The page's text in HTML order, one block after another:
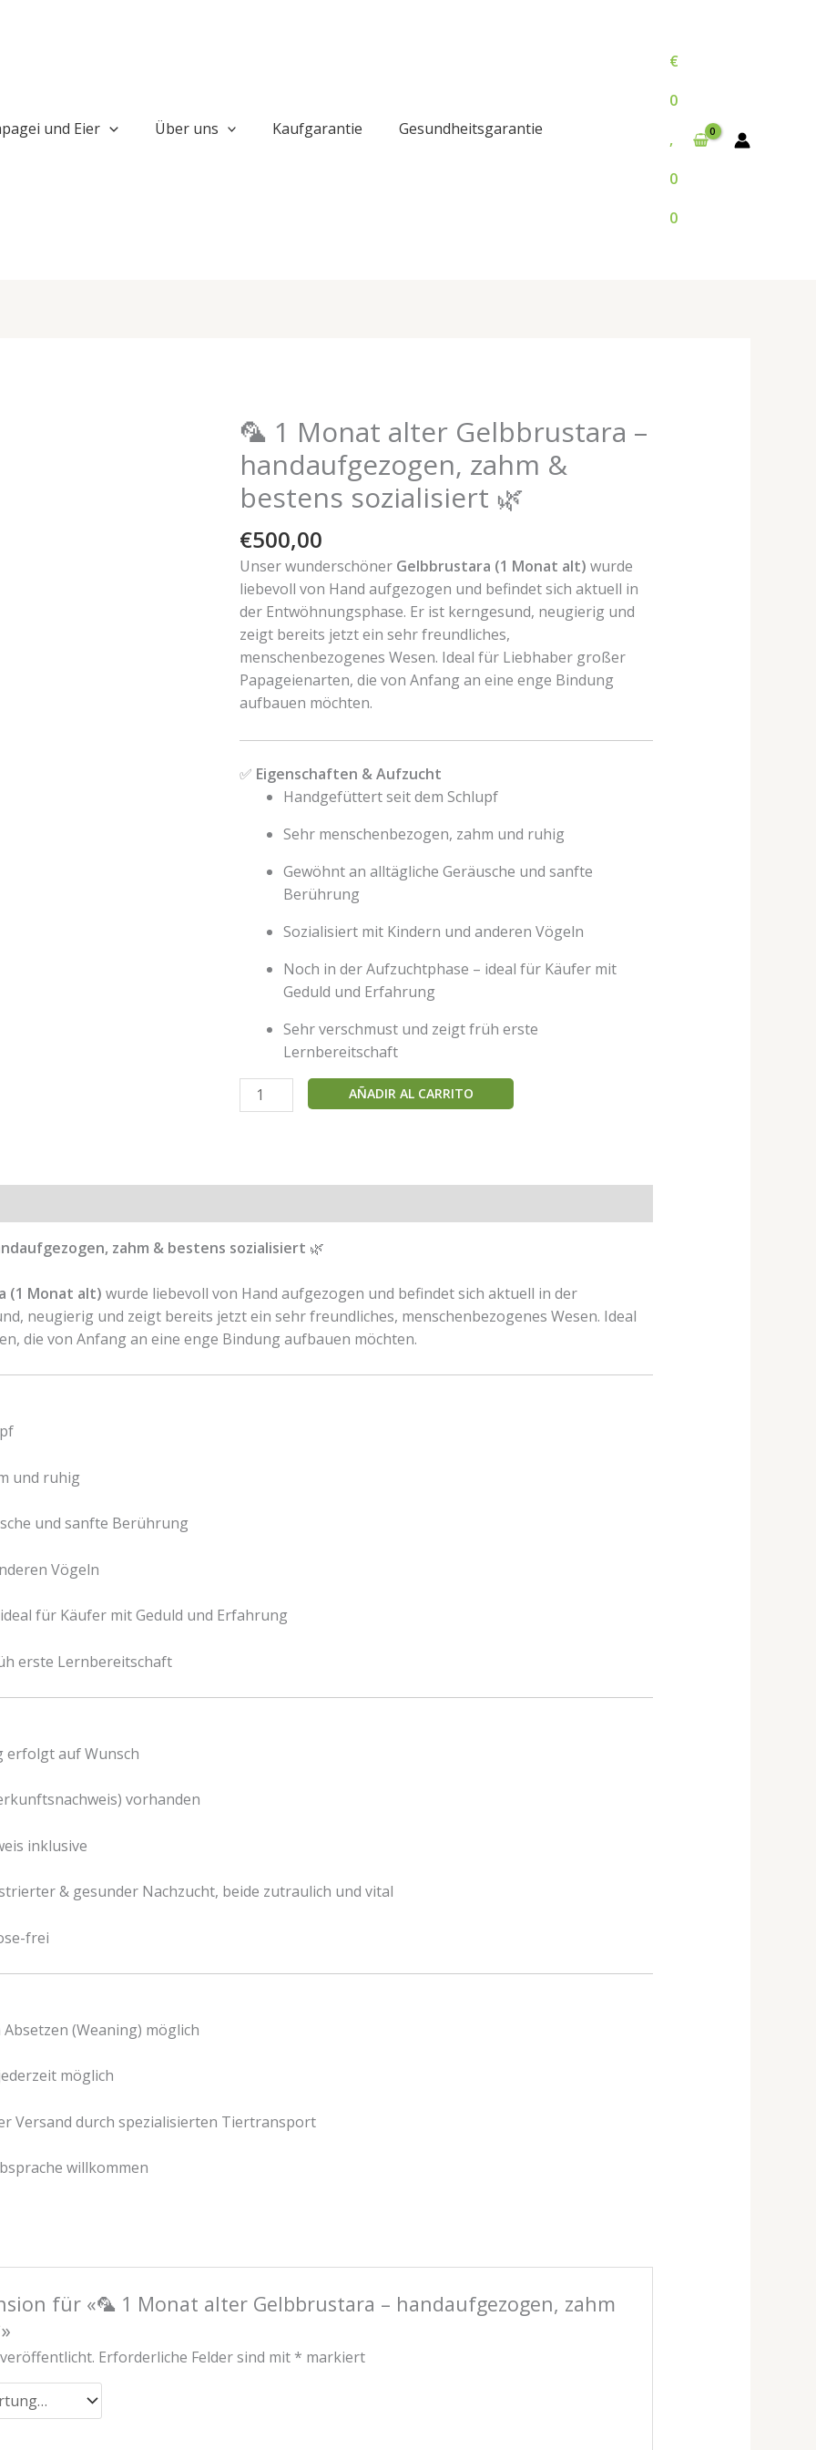
und Eier Über uns Kaufgarantie
Gesundheitsgarantie
€
0
,
0
0
🦜 1 Monat alter Gelbbrustara –
handaufgezogen, zahm &
bestens sozialisiert 🌿
€500,00
Unser wunderschöner Gelbbrustara (1 Monat alt) wurde
liebevoll von Hand aufgezogen und befindet sich aktuell in
der Entwöhnungsphase. Er ist kerngesund, neugierig und
zeigt bereits jetzt ein sehr freundliches,
menschenbezogenes Wesen. Ideal für Liebhaber großer
Papageienarten, die von Anfang an eine enge Bindung
aufbauen möchten.
✅ Eigenschaften & Aufzucht
Handgefüttert seit dem Schlupf
Sehr menschenbezogen, zahm und ruhig
Gewöhnt an alltägliche Geräusche und sanfte
Berührung
Sozialisiert mit Kindern und anderen Vögeln
Noch in der Aufzuchtphase – ideal für Käufer mit
Geduld und Erfahrung
Sehr verschmust und zeigt früh erste
Lernbereitschaft
1
handaufgezogen,
zahm
bestens
sozialisiert
🌿
AÑADIR AL CARRITO
zahm & bestens sozialisiert 🌿
(1 Monat alt) wurde liebevoll von Hand aufgezogen und befindet sich aktuell in der
neugierig und zeigt bereits jetzt ein sehr freundliches, menschenbezogenes Wesen. Ideal
die von Anfang an eine enge Bindung aufbauen möchten.
und ruhig
und sanfte Berührung
Vögeln
für Käufer mit Geduld und Erfahrung
erste Lernbereitschaft
erfolgt auf Wunsch
vorhanden
inklusive
& gesunder Nachzucht, beide zutraulich und vital
frei
(Weaning) möglich
möglich
Versand durch spezialisierten Tiertransport
willkommen
für «🦜 1 Monat alter Gelbbrustara – handaufgezogen, zahm
Erforderliche Felder sind mit * markiert